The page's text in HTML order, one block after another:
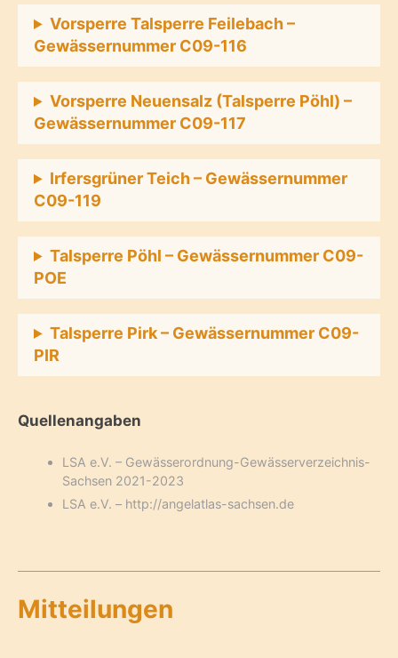
Vorsperre Talsperre Feilebach –
Gewässernummer C09-116
Vorsperre Neuensalz (Talsperre Pöhl) –
Gewässernummer C09-117
Irfersgrüner Teich – Gewässernummer
C09-119
Talsperre Pöhl – Gewässernummer C09-
POE
Talsperre Pirk – Gewässernummer C09-
PIR
Quellenangaben
LSA e.V. – Gewässerordnung-Gewässerverzeichnis-
Sachsen 2021-2023
LSA e.V. – http://angelatlas-sachsen.de
Mitteilungen